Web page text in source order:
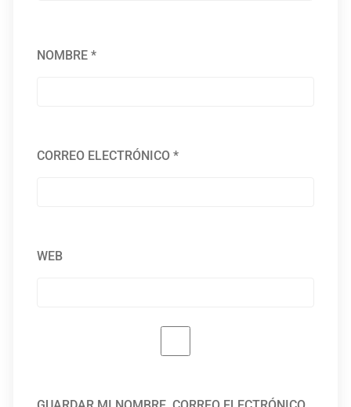
NOMBRE*
CORREO ELECTRÓNICO*
WEB